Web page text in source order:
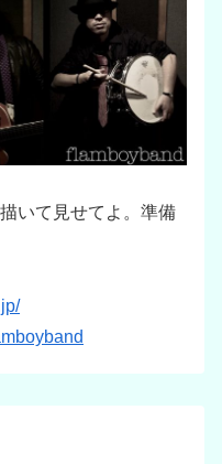
いて見せてよ。準備